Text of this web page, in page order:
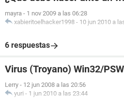
mayra - 1 nov 2009 a las 06:28
xabieritoelhacker1998 - 10 jun 2010 a
6 respuestas
Virus (Troyano) Win32/
Lerry - 12 jun 2008 a las 20:56
yuri - 1 jun 2010 a las 23:44